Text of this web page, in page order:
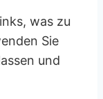
was zu
Sie
und